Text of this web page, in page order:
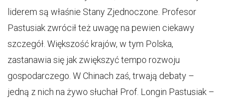
liderem są właśnie Stany Zjednoczone. Profesor
Pastusiak zwrócił też uwagę na pewien ciekawy
szczegół. Większość krajów, w tym Polska,
zastanawia się jak zwiększyć tempo rozwoju
gospodarczego. W Chinach zaś, trwają debaty –
jedną z nich na żywo słuchał Prof. Longin Pastusiak –